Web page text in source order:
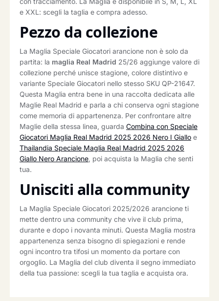
e XXL: scegli la taglia e compra adesso.
Pezzo da collezione
La Maglia Speciale Giocatori arancione non è solo da
partita: la maglia Real Madrid 25/26 aggiunge valore di
collezione perché unisce stagione, colore distintivo e
variante Speciale Giocatori nello stesso SKU QP-21647.
Questa Maglia entra bene in una raccolta dedicata alle
Maglie Real Madrid e parla a chi conserva ogni stagione
come memoria di appartenenza. Per confrontare altre
Maglie della stessa linea, guarda Combina con Speciale
Giocatori Maglia Real Madrid 2025 2026 Nero I Giallo e
Thailandia Speciale Maglia Real Madrid 2025 2026
Giallo Nero Arancione, poi acquista la Maglia che senti
tua.
Unisciti alla community
La Maglia Speciale Giocatori 2025/2026 arancione ti
mette dentro una community che vive il club prima,
durante e dopo i novanta minuti. Questa Maglia mostra
appartenenza senza bisogno di spiegazioni e rende
ogni incontro tra tifosi un momento da portare con
orgoglio. La Maglia del club diventa il segno immediato
della tua passione: scegli la tua taglia e acquista ora.